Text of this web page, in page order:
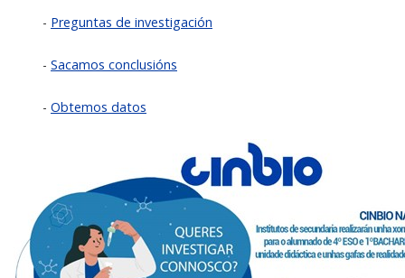
- Preguntas de investigación
- Sacamos conclusións
- Obtemos datos